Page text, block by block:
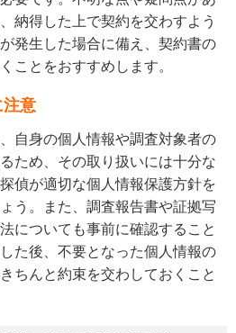
納得した上で契約を交わすよう
発生した場合に備え、契約書の
ことをおすすめします。
注意
自身の個人情報や調査対象者の
ため、その取り扱いには十分な
偵が適切な個人情報保護方針を
う。また、調査報告書や証拠写
についても事前に確認すること
た後、不要となった個人情報の
ちんと約束を交わしておくこと